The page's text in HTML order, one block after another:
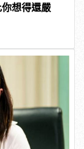
想得還嚴